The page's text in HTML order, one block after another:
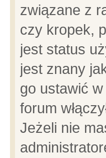
związane z
czy kropek,
jest status
jest znany
go ustawić
forum
Jeżeli nie